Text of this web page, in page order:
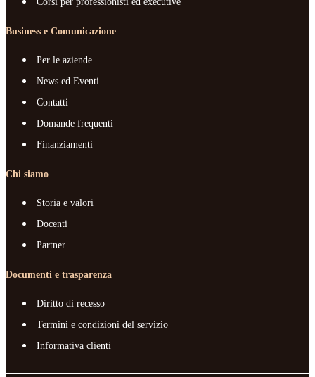
Business e Comunicazione
Per le aziende
News ed Eventi
Contatti
Domande frequenti
Finanziamenti
Chi siamo
Storia e valori
Docenti
Partner
Documenti e trasparenza
Diritto di recesso
Termini e condizioni del servizio
Informativa clienti